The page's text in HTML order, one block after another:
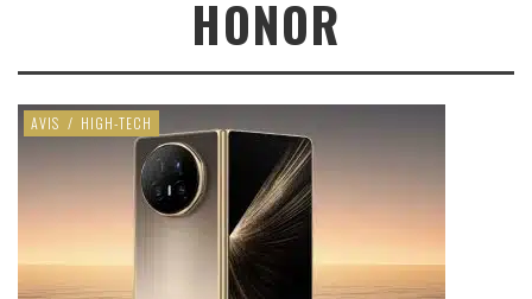
HONOR
AVIS / HIGH-TECH